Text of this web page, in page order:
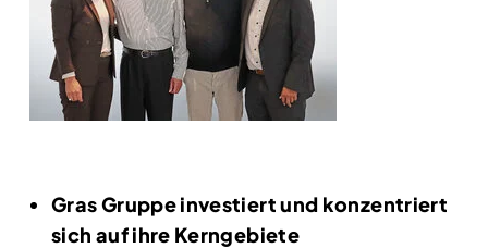
Gras Gruppe investiert und konzentriert
sich auf ihre Kerngebiete